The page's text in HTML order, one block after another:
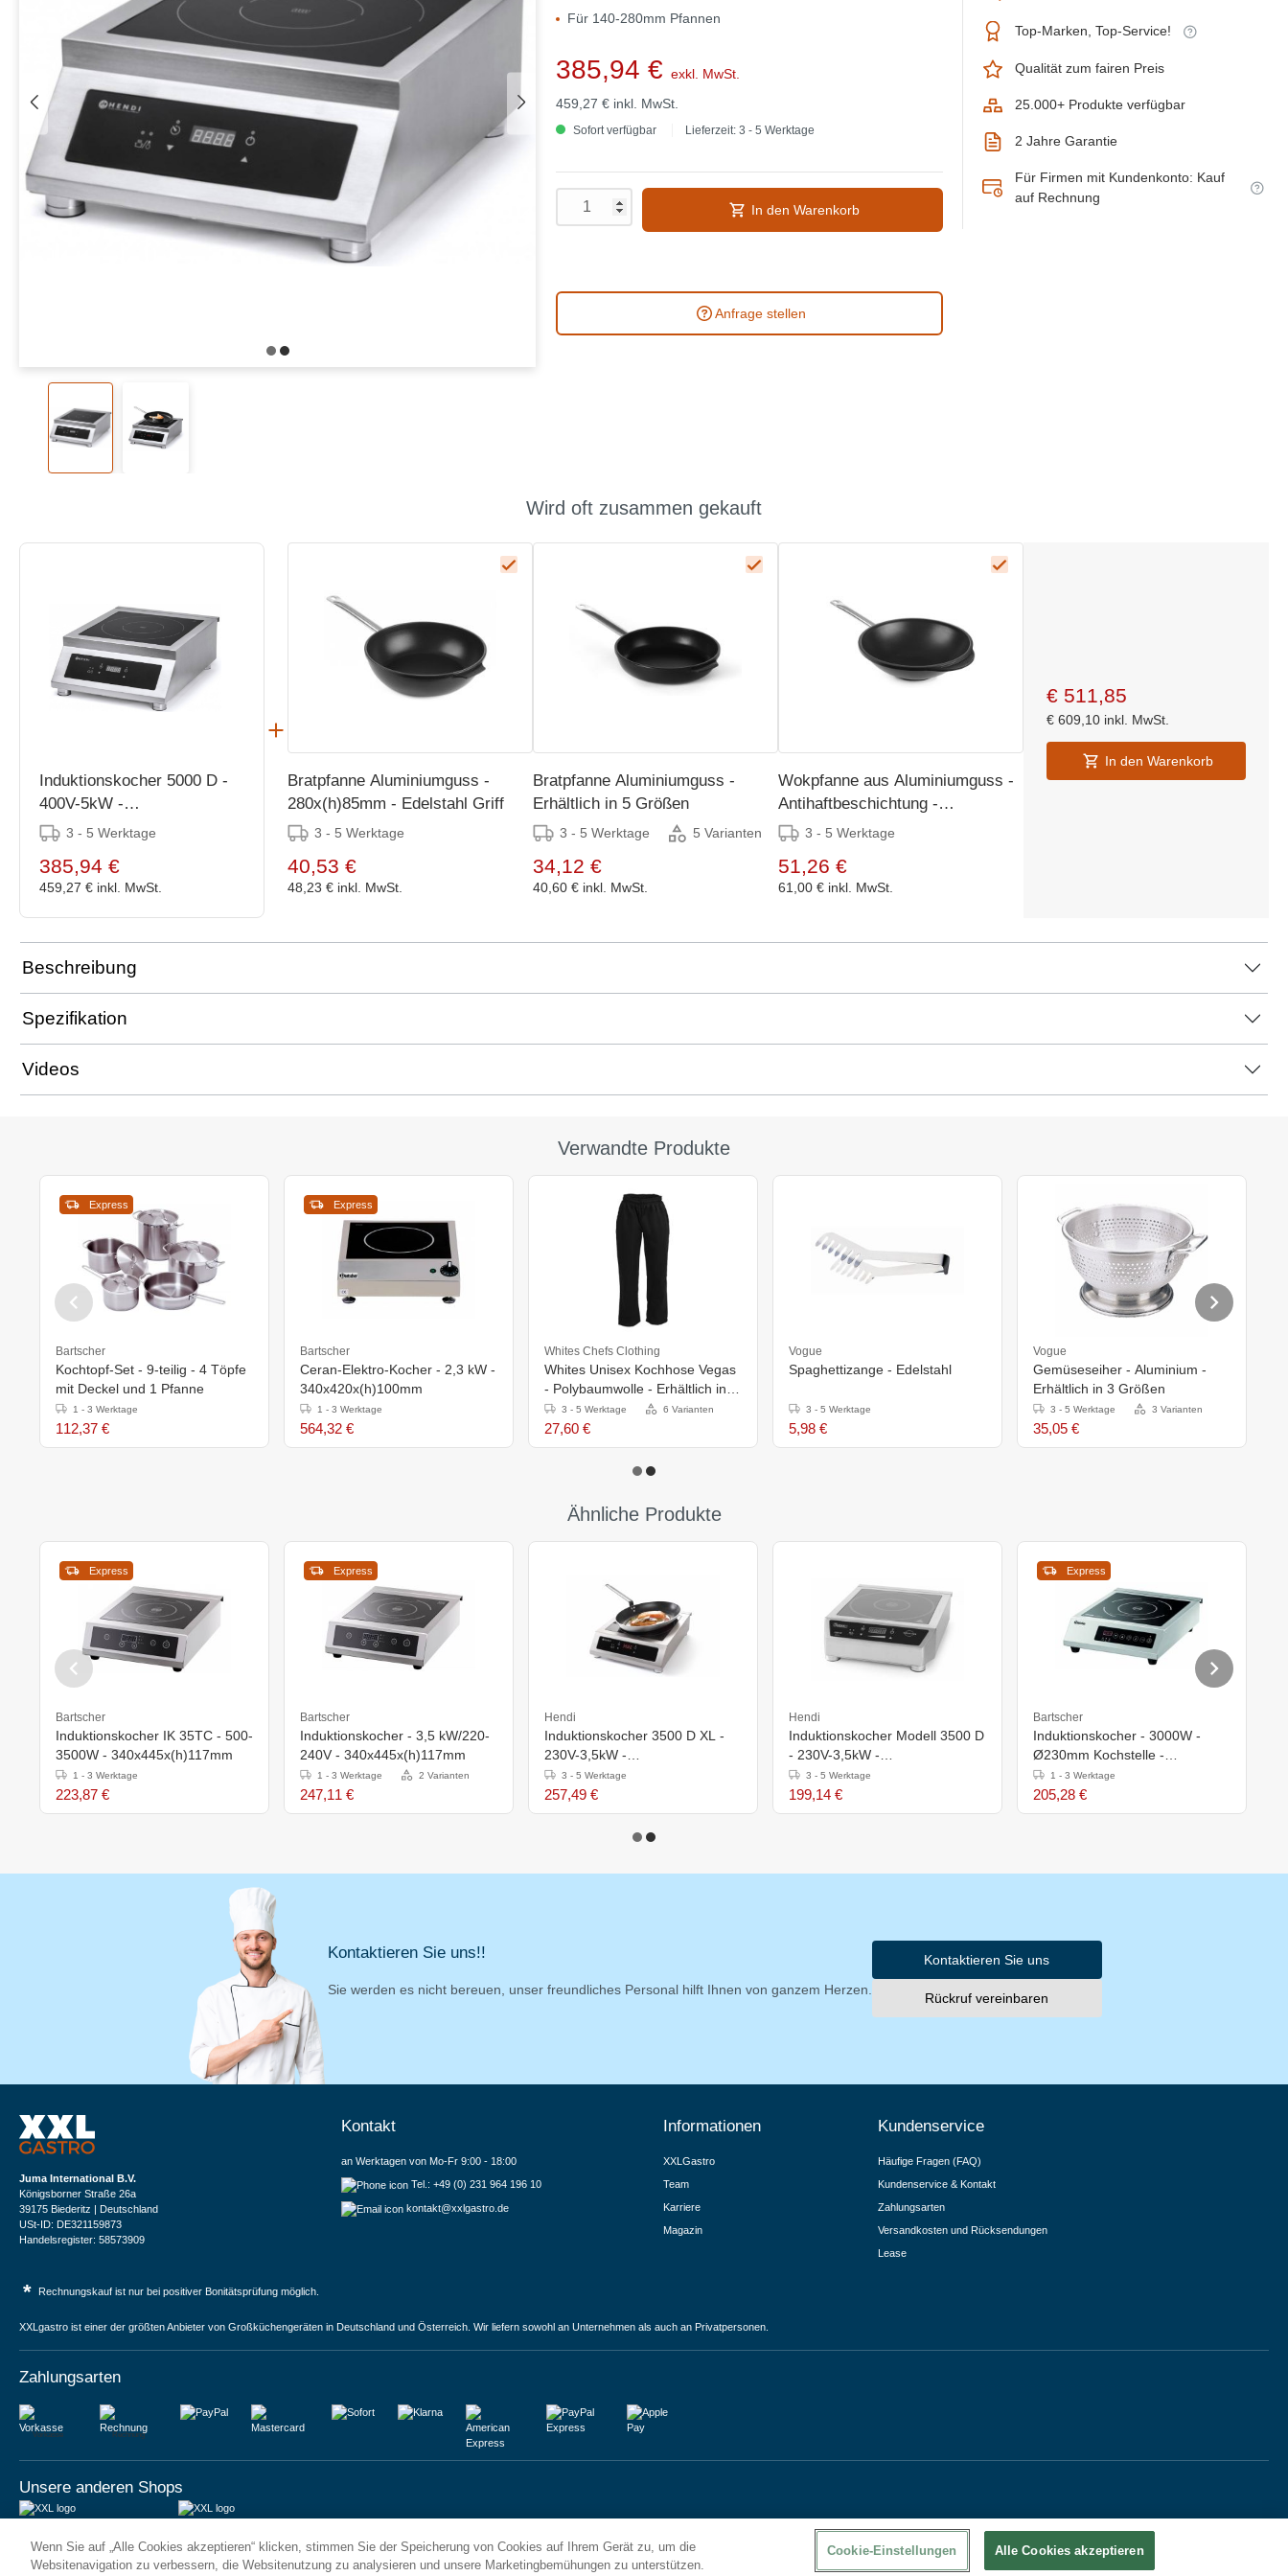
Für 140-280mm Pfannen
385,94 € exkl. MwSt.
459,27 € inkl. MwSt.
Sofort verfügbar Lieferzeit: 3 - 5 Werktage
In den Warenkorb
Anfrage stellen
Top-Marken, Top-Service!
Qualität zum fairen Preis
25.000+ Produkte verfügbar
2 Jahre Garantie
Für Firmen mit Kundenkonto: Kauf
auf Rechnung
Wird oft zusammen gekauft
Induktionskocher 5000 D -
400V-5kW -
398x515x(h)168mm
3 - 5 Werktage
385,94 €
459,27 € inkl. MwSt.
Bratpfanne Aluminiumguss -
280x(h)85mm - Edelstahl Griff
3 - 5 Werktage
40,53 €
48,23 € inkl. MwSt.
Bratpfanne Aluminiumguss -
Erhältlich in 5 Größen
3 - 5 Werktage 5 Varianten
34,12 €
40,60 € inkl. MwSt.
Wokpfanne aus Aluminiumguss -
Antihaftbeschichtung -
Ø320z(H)100mm
3 - 5 Werktage
51,26 €
61,00 € inkl. MwSt.
€ 511,85
€ 609,10 inkl. MwSt.
In den Warenkorb
Beschreibung
Spezifikation
Videos
Verwandte Produkte
Express
Bartscher
Kochtopf-Set - 9-teilig - 4 Töpfe
mit Deckel und 1 Pfanne
1 - 3 Werktage
112,37 €
Express
Bartscher
Ceran-Elektro-Kocher - 2,3 kW -
340x420x(h)100mm
1 - 3 Werktage
564,32 €
Whites Chefs Clothing
Whites Unisex Kochhose Vegas
- Polybaumwolle - Erhältlich in 6
Größen
3 - 5 Werktage 6 Varianten
27,60 €
Vogue
Spaghettizange - Edelstahl
3 - 5 Werktage
5,98 €
Vogue
Gemüseseiher - Aluminium -
Erhältlich in 3 Größen
3 - 5 Werktage 3 Varianten
35,05 €
Ähnliche Produkte
Express
Bartscher
Induktionskocher IK 35TC - 500-
3500W - 340x445x(h)117mm
1 - 3 Werktage
223,87 €
Express
Bartscher
Induktionskocher - 3,5 kW/220-
240V - 340x445x(h)117mm
1 - 3 Werktage 2 Varianten
247,11 €
Hendi
Induktionskocher 3500 D XL -
230V-3,5kW -
390x500x(h)120mm
3 - 5 Werktage
257,49 €
Hendi
Induktionskocher Modell 3500 D
- 230V-3,5kW -
340x440x(h)120mm
3 - 5 Werktage
199,14 €
Express
Bartscher
Induktionskocher - 3000W -
Ø230mm Kochstelle -
330x420x(h)105mm
1 - 3 Werktage
205,28 €
Kontaktieren Sie uns!!
Sie werden es nicht bereuen, unser freundliches Personal hilft Ihnen von ganzem Herzen.
Kontaktieren Sie uns
Rückruf vereinbaren
Juma International B.V.
Königsborner Straße 26a
39175 Biederitz | Deutschland
USt-ID: DE321159873
Handelsregister: 58573909
Kontakt
an Werktagen von Mo-Fr 9:00 - 18:00
Tel.: +49 (0) 231 964 196 10
kontakt@xxlgastro.de
Informationen
XXLGastro
Team
Karriere
Magazin
Kundenservice
Häufige Fragen (FAQ)
Kundenservice & Kontakt
Zahlungsarten
Versandkosten und Rücksendungen
Lease
* Rechnungskauf ist nur bei positiver Bonitätsprüfung möglich.
XXLgastro ist einer der größten Anbieter von Großküchengeräten in Deutschland und Österreich. Wir liefern sowohl an Unternehmen als auch an Privatpersonen.
Zahlungsarten
Vorkasse Rechnung
Unsere anderen Shops
6 Rue des Bateliers
92110 Clichy | France
Vrijheidweg 34
1521RR Wormerveer | Nederland
Wenn Sie auf „Alle Cookies akzeptieren“ klicken, stimmen Sie der Speicherung von Cookies auf Ihrem Gerät zu, um die
Websitenavigation zu verbessern, die Websitenutzung zu analysieren und unsere Marketingbemühungen zu unterstützen.
Cookie-Einstellungen Alle Cookies akzeptieren